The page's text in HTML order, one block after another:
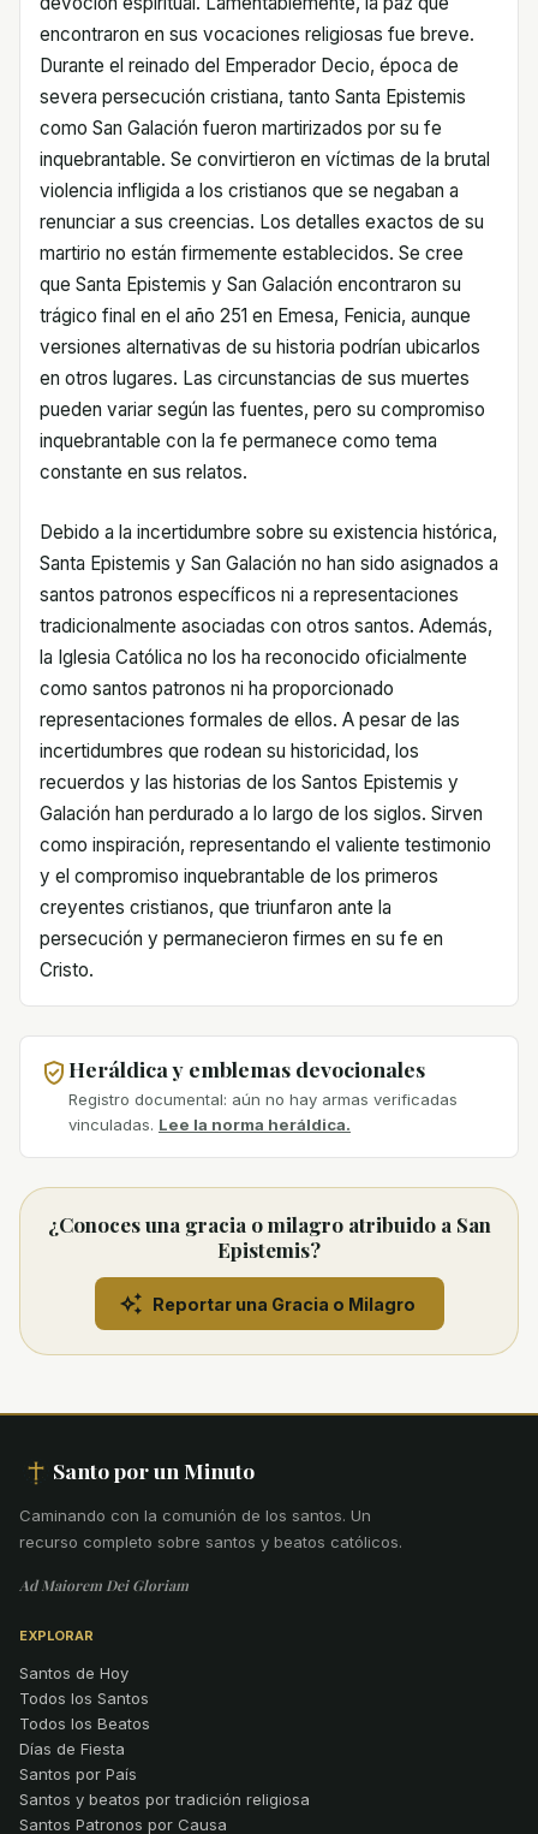
encontraron en sus vocaciones religiosas fue breve.
Durante el reinado del Emperador Decio, época de
severa persecución cristiana, tanto Santa Epistemis
como San Galación fueron martirizados por su fe
inquebrantable. Se convirtieron en víctimas de la brutal
violencia infligida a los cristianos que se negaban a
renunciar a sus creencias. Los detalles exactos de su
martirio no están firmemente establecidos. Se cree
que Santa Epistemis y San Galación encontraron su
trágico final en el año 251 en Emesa, Fenicia, aunque
versiones alternativas de su historia podrían ubicarlos
en otros lugares. Las circunstancias de sus muertes
pueden variar según las fuentes, pero su compromiso
inquebrantable con la fe permanece como tema
constante en sus relatos.
Debido a la incertidumbre sobre su existencia histórica,
Santa Epistemis y San Galación no han sido asignados a
santos patronos específicos ni a representaciones
tradicionalmente asociadas con otros santos. Además,
la Iglesia Católica no los ha reconocido oficialmente
como santos patronos ni ha proporcionado
representaciones formales de ellos. A pesar de las
incertidumbres que rodean su historicidad, los
recuerdos y las historias de los Santos Epistemis y
Galación han perdurado a lo largo de los siglos. Sirven
como inspiración, representando el valiente testimonio
y el compromiso inquebrantable de los primeros
creyentes cristianos, que triunfaron ante la
persecución y permanecieron firmes en su fe en
Cristo.
Heráldica y emblemas devocionales
Registro documental: aún no hay armas verificadas
vinculadas. Lee la norma heráldica.
¿Conoces una gracia o milagro atribuido a San
Epistemis?
Reportar una Gracia o Milagro
Santo por un Minuto
Caminando con la comunión de los santos. Un
recurso completo sobre santos y beatos católicos.
Ad Maiorem Dei Gloriam
EXPLORAR
Santos de Hoy
Todos los Santos
Todos los Beatos
Días de Fiesta
Santos por País
Santos y beatos por tradición religiosa
Santos Patronos por Causa